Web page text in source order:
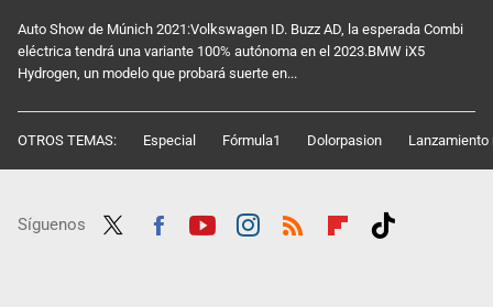
Auto Show de Múnich 2021:Volkswagen ID. Buzz AD, la esperada Combi
eléctrica tendrá una variante 100% autónoma en el 2023.BMW iX5
Hydrogen, un modelo que probará suerte en...
OTROS TEMAS: Especial Fórmula1 Dolorpasion Lanzamiento
Síguenos